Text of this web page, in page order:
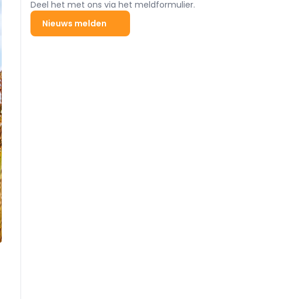
Deel het met ons via het meldformulier.
Nieuws melden